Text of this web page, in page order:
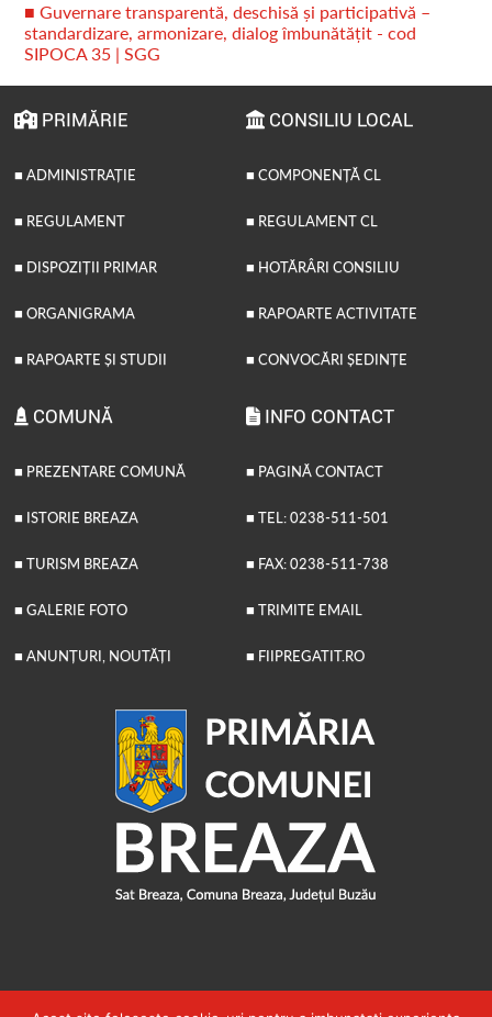
■ Guvernare transparentă, deschisă și participativă –
standardizare, armonizare, dialog îmbunătățit - cod
SIPOCA 35 | SGG
PRIMĂRIE
■ ADMINISTRAȚIE
■ REGULAMENT
■ DISPOZIȚII PRIMAR
■ ORGANIGRAMA
■ RAPOARTE ȘI STUDII
CONSILIU LOCAL
■ COMPONENȚĂ CL
■ REGULAMENT CL
■ HOTĂRÂRI CONSILIU
■ RAPOARTE ACTIVITATE
■ CONVOCĂRI ȘEDINȚE
COMUNĂ
■ PREZENTARE COMUNĂ
■ ISTORIE BREAZA
■ TURISM BREAZA
■ GALERIE FOTO
■ ANUNȚURI, NOUTĂȚI
INFO CONTACT
■ PAGINĂ CONTACT
■ TEL: 0238-511-501
■ FAX: 0238-511-738
■ TRIMITE EMAIL
■ FIIPREGATIT.RO